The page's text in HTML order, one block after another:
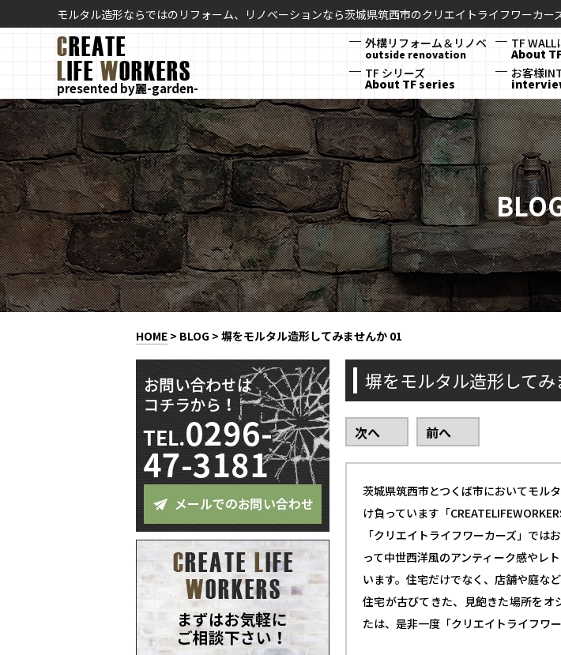
モルタル造形ならではのリフォーム、リノベーションなら茨城県筑西市のクリエイトライフワーカー
CREATE
L IFE WORKERS
presented by麗-garden-
外構リフォーム＆リノベ
outside renovation
TF WALL
About
TF シリーズ
About TF series
お客様
HOME > BLOG > 塀をモルタル造形してみませんか 01
塀をモルタル造形してみ
次へ 前へ
茨城県筑西市とつくば市においてモル
け負っています「
「クリエイトライフワーカーズ」で
って中世西洋風のアンティーク感やレ
います。住宅だけでなく、店舗や庭な
住宅が古びてきた、見飽きた場所を
たは、是非一度「クリエイトライフワ